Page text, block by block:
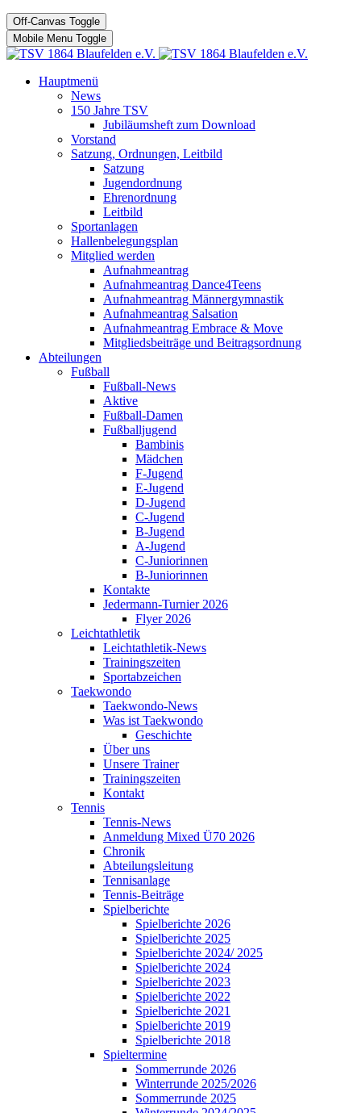
Off-Canvas Toggle
Mobile Menu Toggle
Hauptmenü
News
150 Jahre TSV
Jubiläumsheft zum Download
Vorstand
Satzung, Ordnungen, Leitbild
Satzung
Jugendordnung
Ehrenordnung
Leitbild
Sportanlagen
Hallenbelegungsplan
Mitglied werden
Aufnahmeantrag
Aufnahmeantrag Dance4Teens
Aufnahmeantrag Männergymnastik
Aufnahmeantrag Salsation
Aufnahmeantrag Embrace & Move
Mitgliedsbeiträge und Beitragsordnung
Abteilungen
Fußball
Fußball-News
Aktive
Fußball-Damen
Fußballjugend
Bambinis
Mädchen
F-Jugend
E-Jugend
D-Jugend
C-Jugend
B-Jugend
A-Jugend
C-Juniorinnen
B-Juniorinnen
Kontakte
Jedermann-Turnier 2026
Flyer 2026
Leichtathletik
Leichtathletik-News
Trainingszeiten
Sportabzeichen
Taekwondo
Taekwondo-News
Was ist Taekwondo
Geschichte
Über uns
Unsere Trainer
Trainingszeiten
Kontakt
Tennis
Tennis-News
Anmeldung Mixed Ü70 2026
Chronik
Abteilungsleitung
Tennisanlage
Tennis-Beiträge
Spielberichte
Spielberichte 2026
Spielberichte 2025
Spielberichte 2024/ 2025
Spielberichte 2024
Spielberichte 2023
Spielberichte 2022
Spielberichte 2021
Spielberichte 2019
Spielberichte 2018
Spieltermine
Sommerrunde 2026
Winterrunde 2025/2026
Sommerrunde 2025